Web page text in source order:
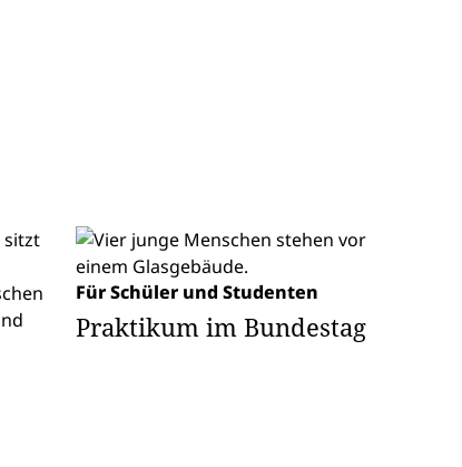
Für Schüler und Studenten
Praktikum im Bundestag